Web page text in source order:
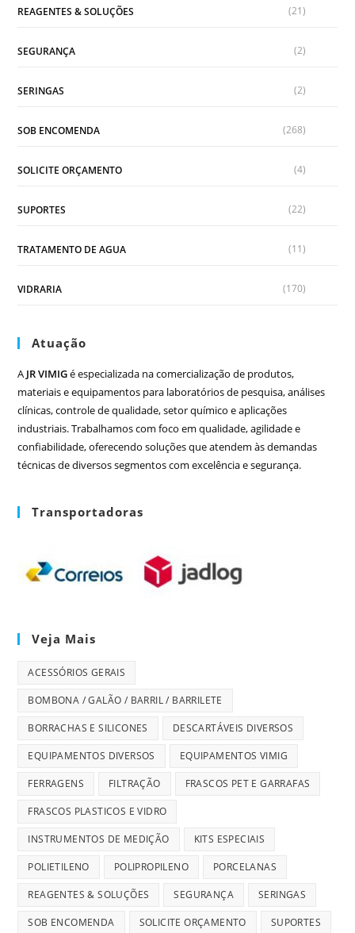
REAGENTES & SOLUÇÕES (21)
SEGURANÇA (2)
SERINGAS (2)
SOB ENCOMENDA (268)
SOLICITE ORÇAMENTO (4)
SUPORTES (22)
TRATAMENTO DE AGUA (11)
VIDRARIA (170)
Atuação
A JR VIMIGé especializada na comercialização de produtos,
materiais e equipamentos para laboratórios de pesquisa, análises
clínicas, controle de qualidade, setor químico e aplicações
industriais. Trabalhamos com foco em qualidade, agilidade e
confiabilidade, oferecendo soluções que atendem às demandas
técnicas de diversos segmentos com excelência e segurança.
Transportadoras
Veja Mais
ACESSÓRIOS GERAIS
BOMBONA / GALÃO / BARRIL / BARRILETE
BORRACHAS E SILICONES DESCARTÁVEIS DIVERSOS
EQUIPAMENTOS DIVERSOS EQUIPAMENTOS VIMIG
FERRAGENS FILTRAÇÃO FRASCOS PET E GARRAFAS
FRASCOS PLASTICOS E VIDRO
INSTRUMENTOS DE MEDIÇÃO KITS ESPECIAIS
POLIETILENO POLIPROPILENO PORCELANAS
REAGENTES & SOLUÇÕES SEGURANÇA SERINGAS
SOB ENCOMENDA SOLICITE ORÇAMENTO SUPORTES